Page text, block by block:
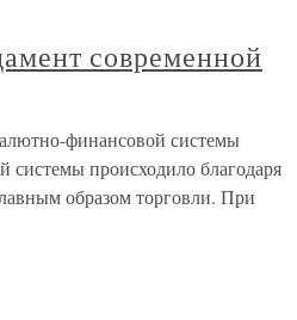
современной
финансовой системы
происходило благодаря
образом торговли. При